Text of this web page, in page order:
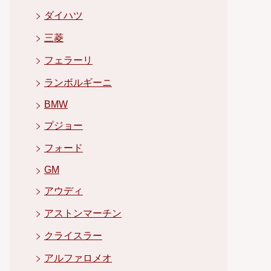
ダイハツ
三菱
フェラーリ
ランボルギーニ
BMW
プジョー
フォード
GM
アウディ
アストンマーチン
クライスラー
アルファロメオ